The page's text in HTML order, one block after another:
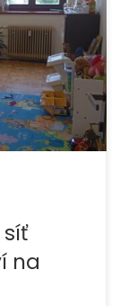
k odborné
svou
síť
na